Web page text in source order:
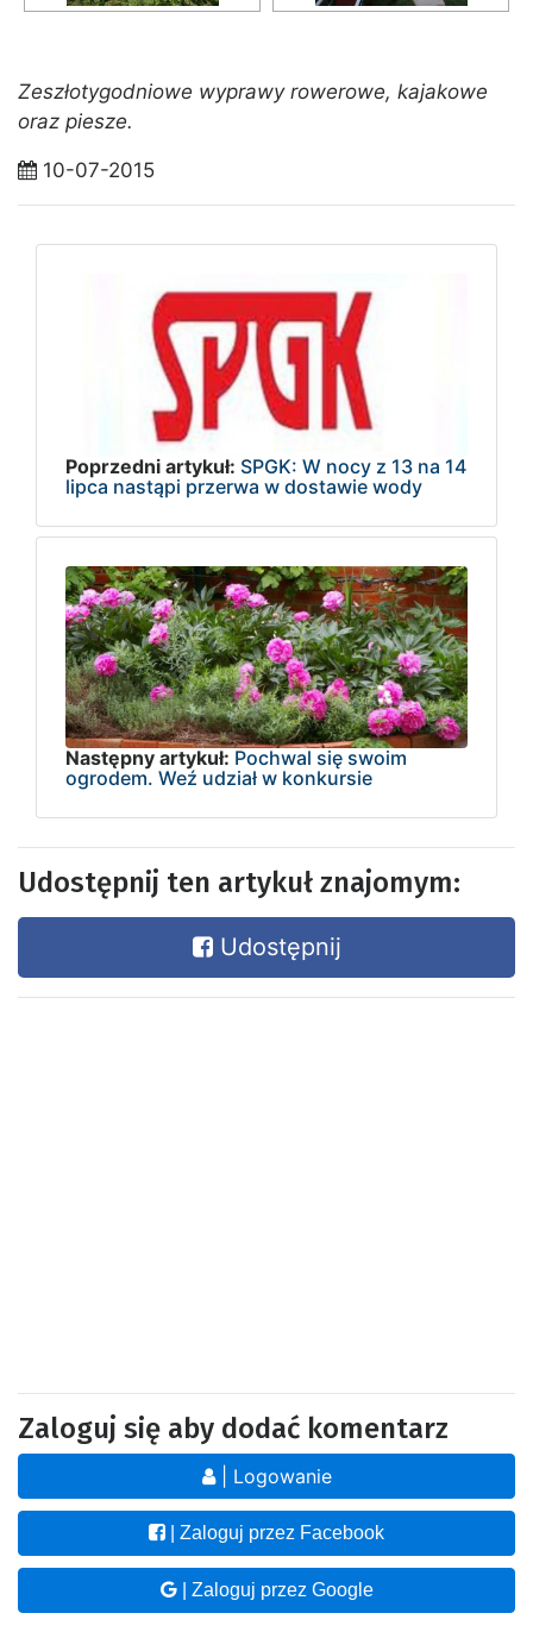
Zeszłotygodniowe wyprawy rowerowe, kajakowe
oraz piesze.
10-07-2015
Poprzedni artykuł: SPGK: W nocy z 13 na 14
lipca nastąpi przerwa w dostawie wody
Następny artykuł: Pochwal się swoim
ogrodem. Weź udział w konkursie
Udostępnij ten artykuł znajomym:
Udostępnij
Zaloguj się aby dodać komentarz
| Logowanie
| Zaloguj przez Facebook
| Zaloguj przez Google